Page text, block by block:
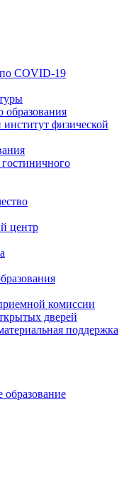
COVID-19
образования
физической
центр
комиссии
дверей
поддержка
образование